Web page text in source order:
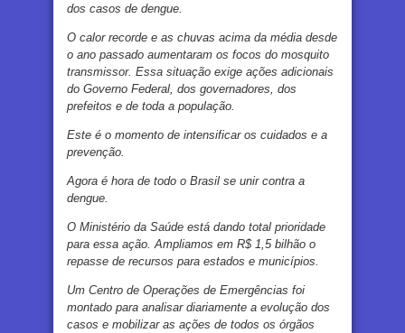
dos casos de dengue.
O calor recorde e as chuvas acima da média desde
o ano passado aumentaram os focos do mosquito
transmissor. Essa situação exige ações adicionais
do Governo Federal, dos governadores, dos
prefeitos e de toda a população.
Este é o momento de intensificar os cuidados e a
prevenção.
Agora é hora de todo o Brasil se unir contra a
dengue.
O Ministério da Saúde está dando total prioridade
para essa ação. Ampliamos em R$ 1,5 bilhão o
repasse de recursos para estados e municípios.
Um Centro de Operações de Emergências foi
montado para analisar diariamente a evolução dos
casos e mobilizar as ações de todos os órgãos